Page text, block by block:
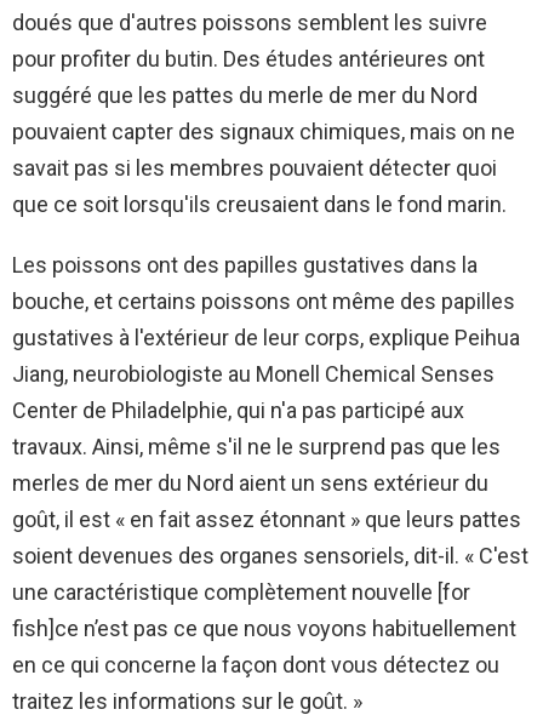
doués que d'autres poissons semblent les suivre
pour profiter du butin. Des études antérieures ont
suggéré que les pattes du merle de mer du Nord
pouvaient capter des signaux chimiques, mais on ne
savait pas si les membres pouvaient détecter quoi
que ce soit lorsqu'ils creusaient dans le fond marin.
Les poissons ont des papilles gustatives dans la
bouche, et certains poissons ont même des papilles
gustatives à l'extérieur de leur corps, explique Peihua
Jiang, neurobiologiste au Monell Chemical Senses
Center de Philadelphie, qui n'a pas participé aux
travaux. Ainsi, même s'il ne le surprend pas que les
merles de mer du Nord aient un sens extérieur du
goût, il est « en fait assez étonnant » que leurs pattes
soient devenues des organes sensoriels, dit-il. « C'est
une caractéristique complètement nouvelle [for
fish]ce n’est pas ce que nous voyons habituellement
en ce qui concerne la façon dont vous détectez ou
traitez les informations sur le goût. »